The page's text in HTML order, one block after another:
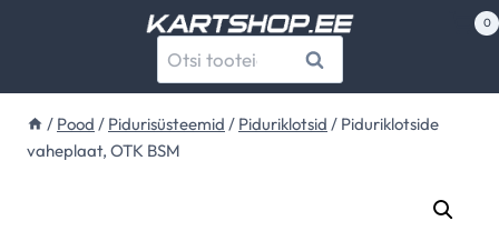
0
Otsi: Otsi
/ Pood / Pidurisüsteemid / Piduriklotsid / Piduriklotside
vaheplaat, OTK BSM